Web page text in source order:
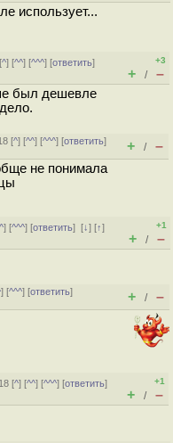
использует...
^] [^^] [^^^] [ответить]
+3
+ / –
был дешевле
[^] [^^] [^^^] [ответить]
+ / –
не понимала
] [^^^] [ответить][↓] [↑]
+1
+ / –
] [^^^] [ответить]
+ / –
[^] [^^] [^^^] [ответить]
+1
+ / –